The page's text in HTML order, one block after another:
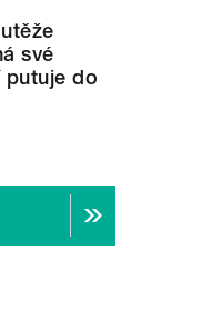
své
putuje do